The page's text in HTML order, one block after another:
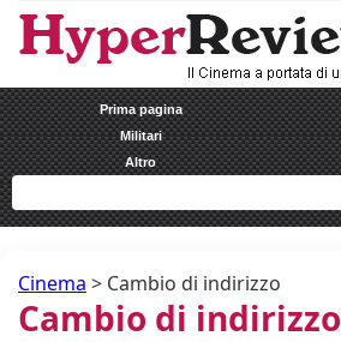
Prima pagina
Militari
Altro
Cinema > Cambio di indirizzo
Cambio di indirizzo